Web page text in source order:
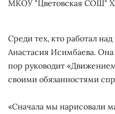
МКОУ "Цветовская СОШ"
Среди тех, кто работал
Анастасия Исимбаева. Она
пор руководит
своими обязанностями
«Сначала мы нарисовали